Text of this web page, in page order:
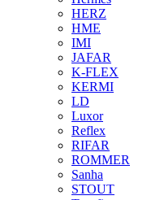
HERZ
HME
IMI
JAFAR
K-FLEX
KERMI
LD
Luxor
Reflex
RIFAR
ROMMER
Sanha
STOUT